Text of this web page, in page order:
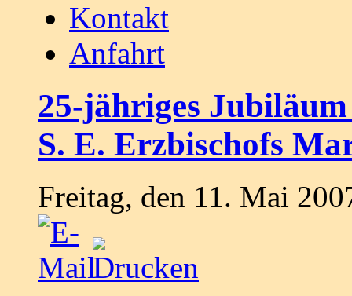
Kontakt
Anfahrt
25-jähriges Jubiläum
S. E. Erzbischofs
Freitag, den 11. Mai